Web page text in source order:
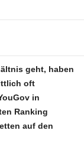
geht, haben
oft
in
Ranking
auf den